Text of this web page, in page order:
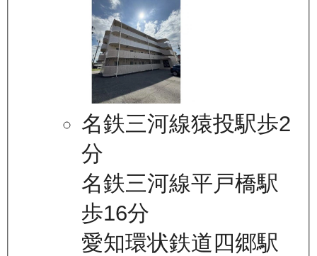
名鉄三河線猿投駅歩2
分
名鉄三河線平戸橋駅
歩16分
愛知環状鉄道四郷駅